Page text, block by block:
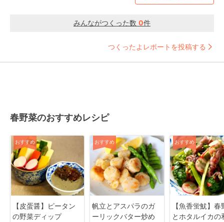
みんながつくった数 0件
つくったよレポートを投稿する
春野菜のおすすめレシピ
おすすめ
【皮蛋醤】ピータン
の野菜ディップ
おすすめ
帆立とアスパラのガ
ーリックバター炒め
おすすめ
【魚香蛍魷】春
とホタルイカの